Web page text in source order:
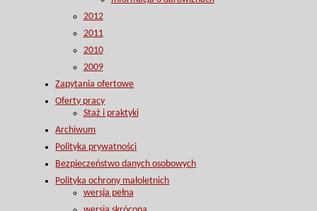
2012
2011
2010
2009
Zapytania ofertowe
Oferty pracy
Staż i praktyki
Archiwum
Polityka prywatności
Bezpieczeństwo danych osobowych
Polityka ochrony małoletnich
wersja pełna